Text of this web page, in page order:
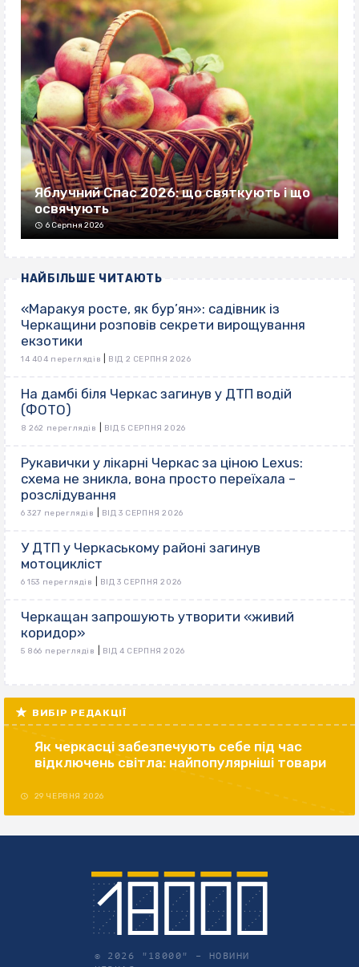
Яблучний Спас 2026: що святкують і що
освячують
6 Серпня 2026
НАЙБІЛЬШЕ ЧИТАЮТЬ
«Маракуя росте, як бур’ян»: садівник із
Черкащини розповів секрети вирощування
екзотики
14 404 переглядів ВІД 2 СЕРПНЯ 2026
На дамбі біля Черкас загинув у ДТП водій
(ФОТО)
8 262 переглядів ВІД 5 СЕРПНЯ 2026
Рукавички у лікарні Черкас за ціною Lexus:
схема не зникла, вона просто переїхала –
розслідування
6 327 переглядів ВІД 3 СЕРПНЯ 2026
У ДТП у Черкаському районі загинув
мотоцикліст
6 153 переглядів ВІД 3 СЕРПНЯ 2026
Черкащан запрошують утворити «живий
коридор»
5 866 переглядів ВІД 4 СЕРПНЯ 2026
ВИБІР РЕДАКЦІЇ
Як черкасці забезпечують себе під час
відключень світла: найпопулярніші товари
29 ЧЕРВНЯ 2026
© 2026 "18000" – НОВИНИ